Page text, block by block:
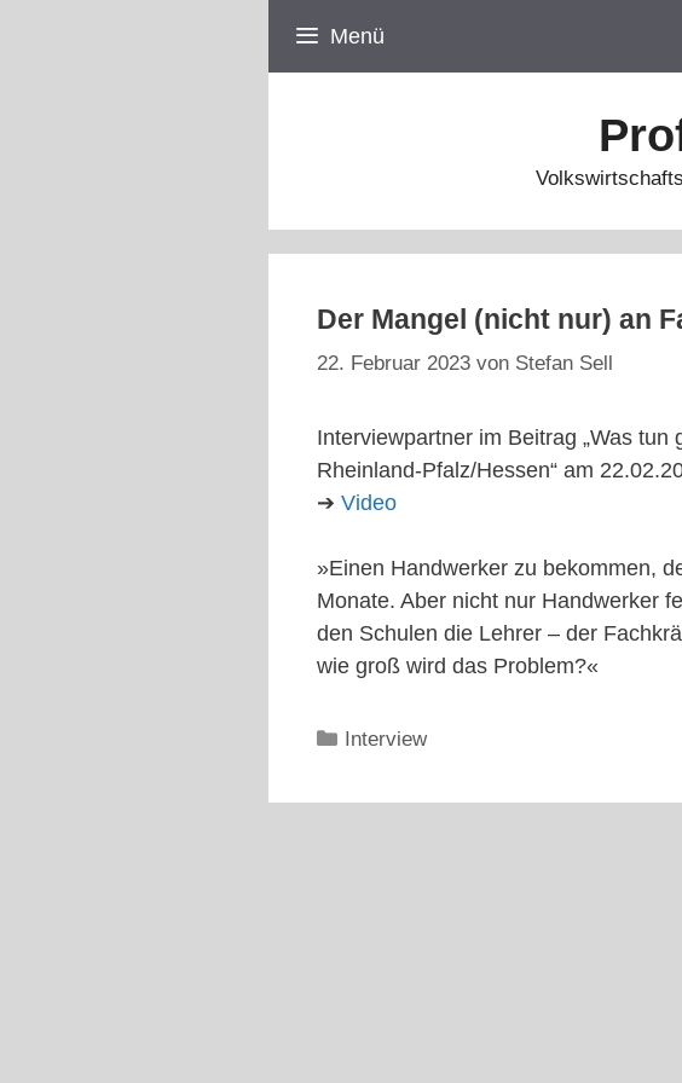
Menü
Der Mangel (nicht nur) an
22. Februar 2023 von Stefan Sell
Interviewpartner im Beitrag „Was tun
Rheinland-Pfalz/Hessen“ am
➔ Video
»Einen Handwerker zu bekommen,
Monate. Aber nicht nur Handwerker
den Schulen die Lehrer – der
wie groß wird das Problem?«
Kategorien
Interview